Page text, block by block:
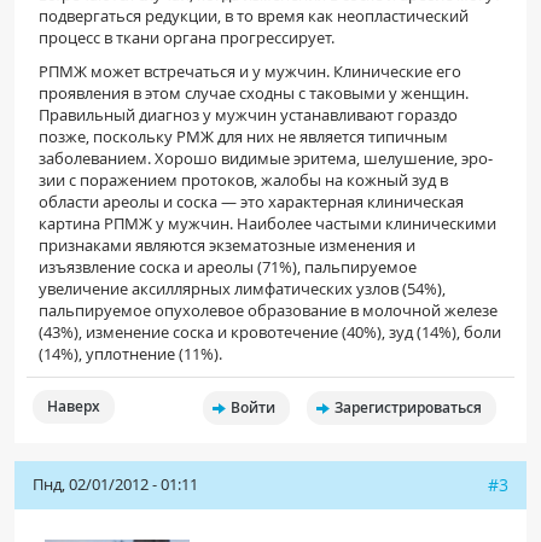
подвергаться редукции, в то время как неопластический
процесс в ткани органа прогрессирует.
РПМЖ может встречаться и у мужчин. Кли­нические его
проявления в этом случае сходны с таковыми у женщин.
Правильный диагноз у муж­чин устанавливают гораздо
позже, поскольку РМЖ для них не является типичным
заболевани­ем. Хорошо видимые эритема, шелушение, эро­
зии с поражением протоков, жалобы на кожный зуд в
области ареолы и соска — это характерная клиническая
картина РПМЖ у мужчин. Наиболее частыми клиническими
признаками являются эк­зематозные изменения и
изъязвление соска и аре­олы (71%), пальпируемое
увеличение аксиллярных лимфатических узлов (54%),
пальпируемое опухолевое образование в молочной железе
(43%), изменение соска и кровотечение (40%), зуд (14%), боли
(14%), уплотнение (11%).
Наверх Войти Зарегистрироваться
Пнд, 02/01/2012 - 01:11 #3